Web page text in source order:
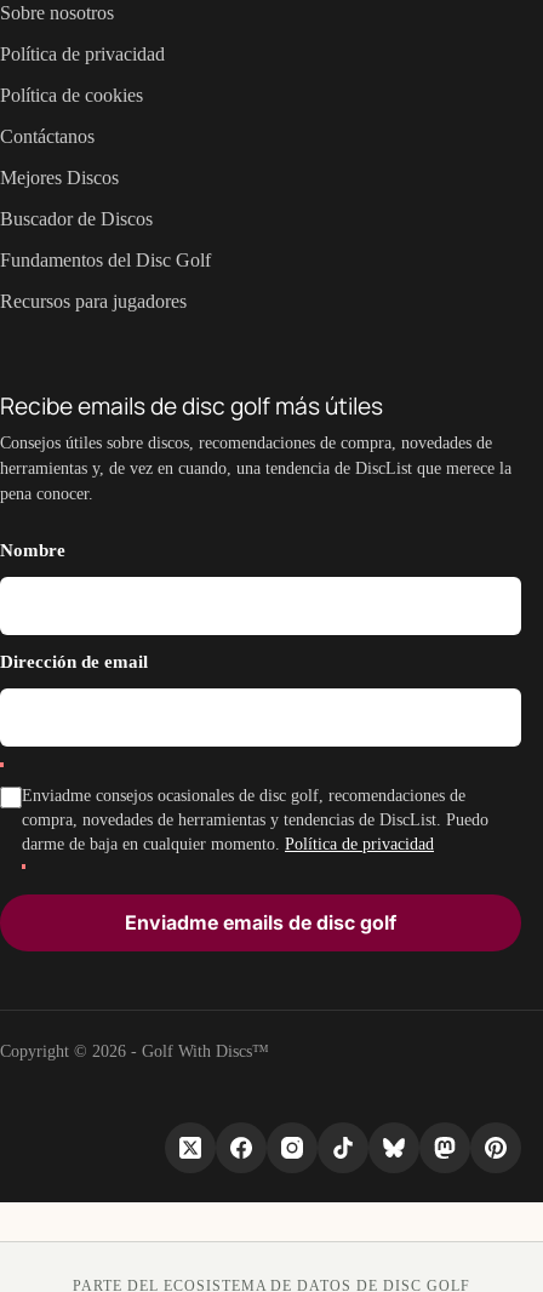
Sobre nosotros
Política de privacidad
Política de cookies
Contáctanos
Mejores Discos
Buscador de Discos
Fundamentos del Disc Golf
Recursos para jugadores
Recibe emails de disc golf más útiles
Consejos útiles sobre discos, recomendaciones de compra, novedades de
herramientas y, de vez en cuando, una tendencia de DiscList que merece la
pena conocer.
Nombre
Dirección de email
Enviadme consejos ocasionales de disc golf, recomendaciones de
compra, novedades de herramientas y tendencias de DiscList. Puedo
darme de baja en cualquier momento. Política de privacidad
Enviadme emails de disc golf
Copyright © 2026 - Golf With Discs™
PARTE DEL ECOSISTEMA DE DATOS DE DISC GOLF